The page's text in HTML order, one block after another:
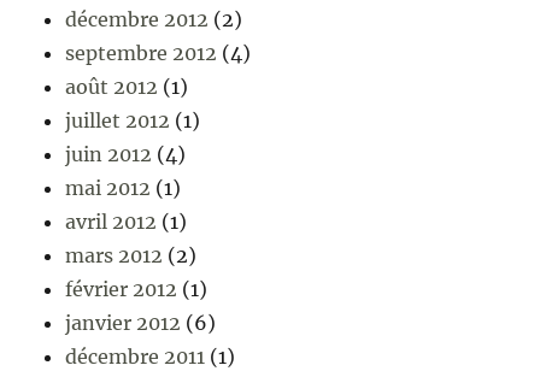
décembre 2012 (2)
septembre 2012 (4)
août 2012 (1)
juillet 2012 (1)
juin 2012 (4)
mai 2012 (1)
avril 2012 (1)
mars 2012 (2)
février 2012 (1)
janvier 2012 (6)
décembre 2011 (1)